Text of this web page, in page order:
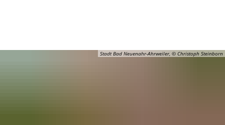
Stadt Bad Neuenahr-Ahrweiler, © Christoph Steinborn